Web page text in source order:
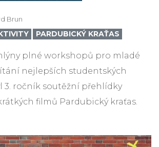
Brun
PARDUBICKÝ KRAŤAS
plné workshopů pro mladé
nejlepších studentských
3. ročník soutěžní přehlídky
filmů Pardubický kraťas.